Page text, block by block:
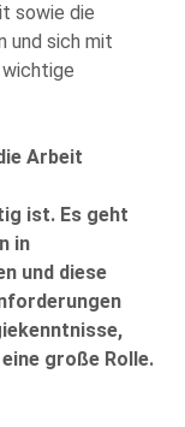
sowie die
und sich mit
wichtige
Arbeit
ist. Es geht
in
und diese
große Rolle.